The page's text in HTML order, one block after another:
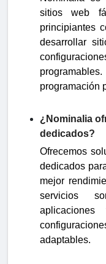
sitios web
principiantes
desarrollar
programación
¿Nominalia
dedicados?
Ofrecemos
dedicados
mejor
servicios
adaptables.